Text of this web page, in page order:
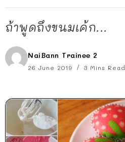
ถ้าพูดถึงขนมเค้ก...
NaiBann Trainee 2
26 June 2019 3 Mins Read